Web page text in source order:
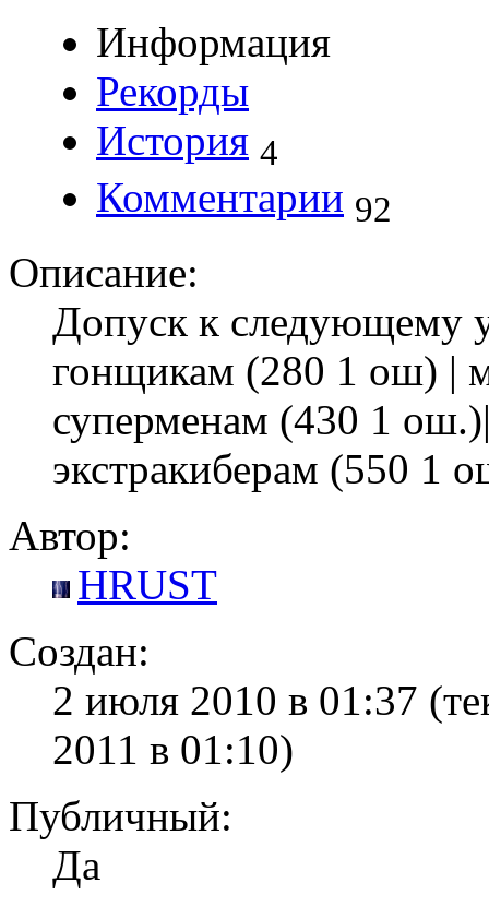
Информация
Рекорды
История 4
Комментарии 92
Описание:
Допуск к следующему
гонщикам (280 1 ош) |
суперменам (430 1
экстракиберам (550 1
Автор:
HRUST
Создан:
2 июля 2010 в 01:37
2011 в 01:10)
Публичный:
Да